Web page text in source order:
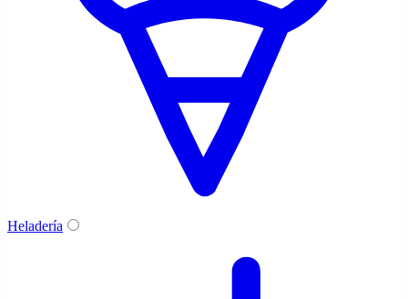
Heladería